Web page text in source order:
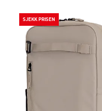
SJEKK PRISEN